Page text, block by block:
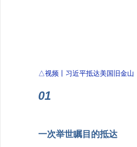
△视频丨习近平抵达美国旧金山
01
一次举世瞩目的抵达